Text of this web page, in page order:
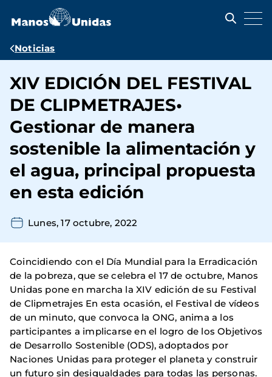
contenido
Ruta
navegación
Noticias
XIV EDICIÓN DEL FESTIVAL
DE CLIPMETRAJES•
Gestionar de manera
sostenible la alimentación y
el agua, principal propuesta
en esta edición
Lunes, 17 octubre, 2022
Coincidiendo con el Día Mundial para la Erradicación
de la pobreza, que se celebra el 17 de octubre, Manos
Unidas pone en marcha la XIV edición de su Festival
de Clipmetrajes En esta ocasión, el Festival de vídeos
de un minuto, que convoca la ONG, anima a los
participantes a implicarse en el logro de los Objetivos
de Desarrollo Sostenible (ODS), adoptados por
Naciones Unidas para proteger el planeta y construir
un futuro sin desigualdades para todas las personas.